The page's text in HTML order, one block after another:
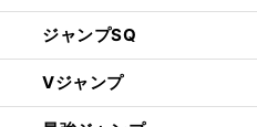
ジャンプSQ
Vジャンプ